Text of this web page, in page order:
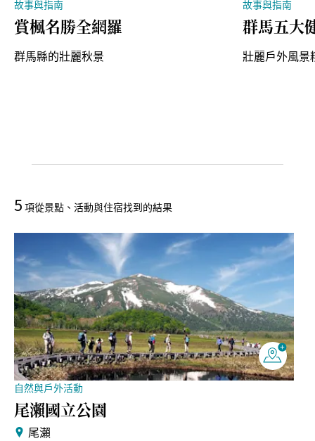
故事與指南
賞楓名勝全網羅
群馬縣的壯麗秋景
故事與指南
群馬五大
壯麗戶外風景
5 項從景點、活動與住宿找到的結果
自然與戶外活動
尾瀨國立公園
尾瀨